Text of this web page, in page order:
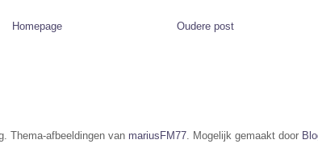
Oudere post
Homepage
Thema-afbeeldingen van mariusFM77. Mogelijk gemaakt door